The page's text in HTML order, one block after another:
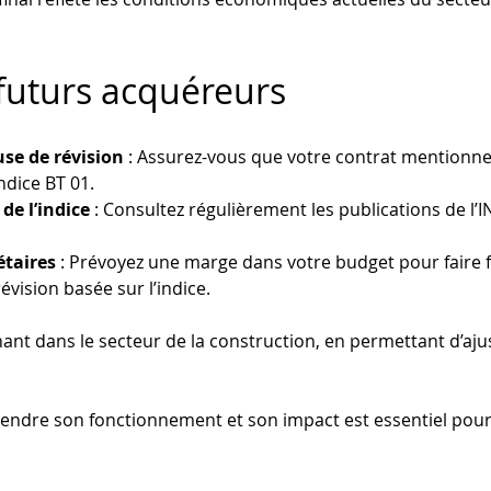
acquéreurs
de révision : Assurez-vous que votre contrat
BT 01.
l’indice : Consultez régulièrement les publications de
: Prévoyez une marge dans votre budget pour faire
basée sur l’indice.
dans le secteur de la construction, en permettant
son fonctionnement et son impact est essentiel